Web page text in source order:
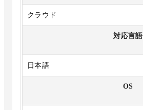
クラウド
対応言語
日本語
OS